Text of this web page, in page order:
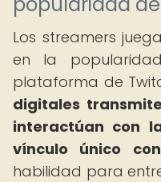
Los streamers
en la
plataforma de
digitales
interactúan con
vínculo único
habilidad para